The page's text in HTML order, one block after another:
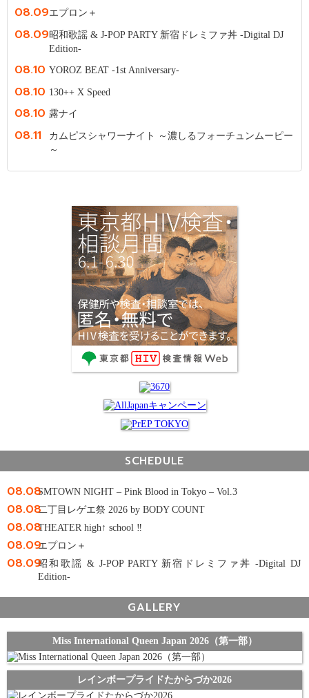
08.09エプロン＋
08.09昭和歌謡 & J-POP PARTY 新宿ドレミファ丼 -Digital DJ
Edition-
08.10 YOROZ BEAT -1st Anniversary-
08.10 130++ X Speed
08.10 露ナイ
08.11
カムピスシャワーナイト ～濃しるフォーチュンムーピー
～
SCHEDULE
08.08SMTOWN NIGHT – Pink Blood in Tokyo – Vol.3
08.08二丁目レゲエ祭 2026 by BODY COUNT
08.08THEATER high↑ school ‼
08.09エプロン＋
08.09昭和歌謡 & J-POP PARTY 新宿ドレミファ丼 -Digital DJ
Edition-
GALLERY
Miss International Queen Japan 2026（第一部）
レインボープライドたからづか2026